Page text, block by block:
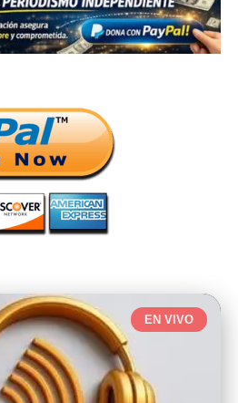
EN VIVO